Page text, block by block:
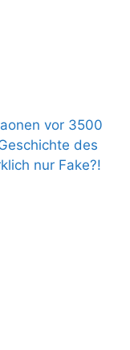
vor 3500
des
nur Fake?!